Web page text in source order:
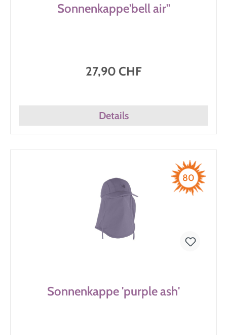
Sonnenkappe'bell air''
27,90 CHF
Details
80
Sonnenkappe 'purple ash'